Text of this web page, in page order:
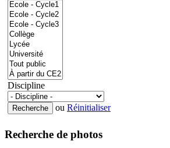
Discipline
ou Réinitialiser
Recherche de photos